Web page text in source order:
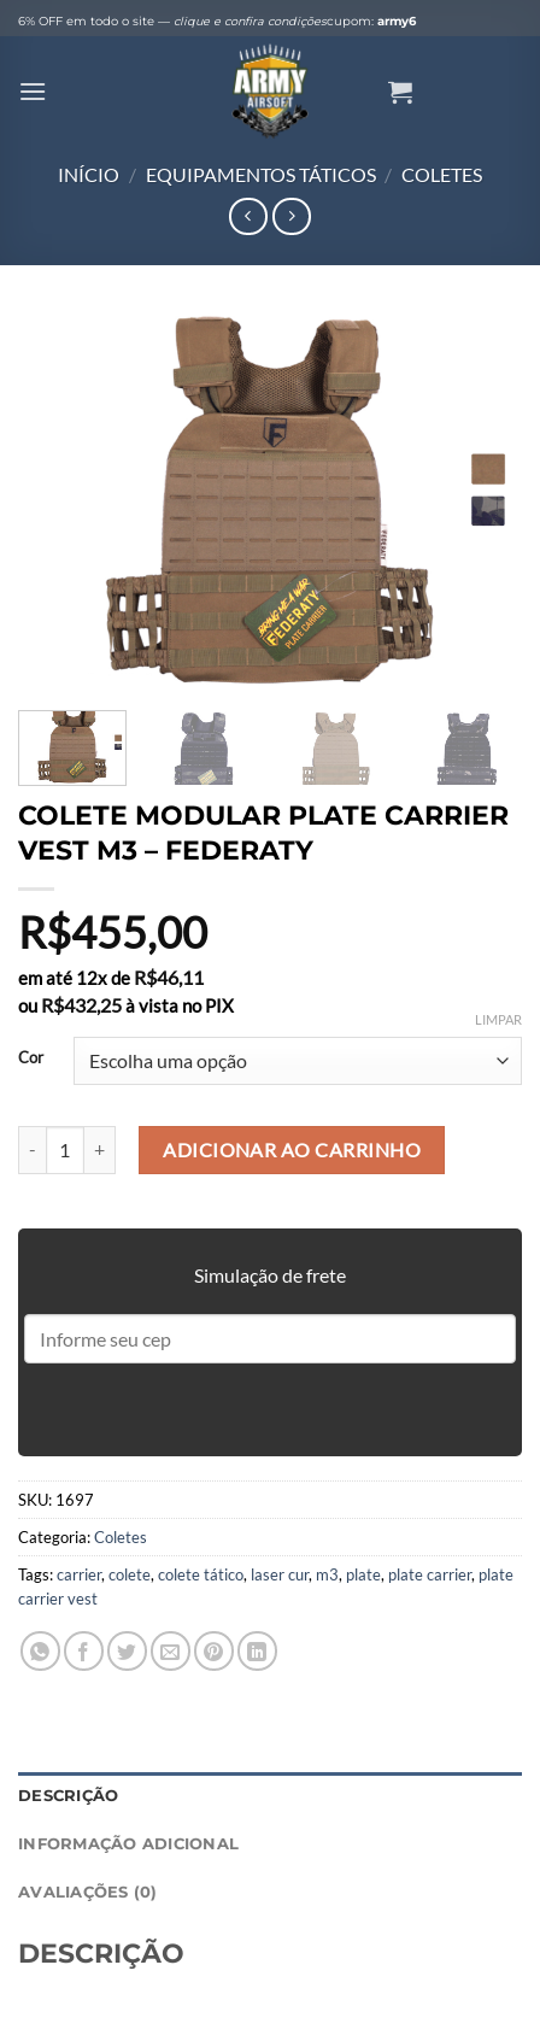
Skip6% OFF em todo o site — clique e confira condiçõescupom: army6
INÍCIO / EQUIPAMENTOS TÁTICOS / COLETES
COLETE MODULAR PLATE CARRIER
VEST M3 – FEDERATY
R$455,00
em até 12x de R$46,11
ou R$432,25à vista no PIX
Cor
LIMPAR
COLETE MODULAR PLATE CARRIER VEST M3 - FEDERATY
ADICIONAR AO CARRINHO
Simulação de frete
SKU: 1697
Categoria:Coletes
Tags:carrier, colete, colete tático, laser cur, m3, plate, plate carrier, plate
carrier vest
DESCRIÇÃO
INFORMAÇÃO ADICIONAL
AVALIAÇÕES (0)
DESCRIÇÃO